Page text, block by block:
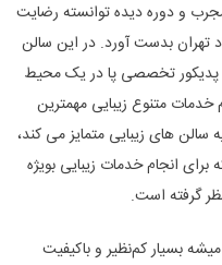
و دوره دیده توانسته رضایت
تهران بدست آورد. در این سالن
پدیکور تخصصی پا در یک محیط
خدمات متنوع زیبایی مهمترین
سالن های زیبایی متمایز می کند،
انجام خدمات زیبایی بویژه
گرفته است.
بسیار کم‌نظیر و باکیفیت